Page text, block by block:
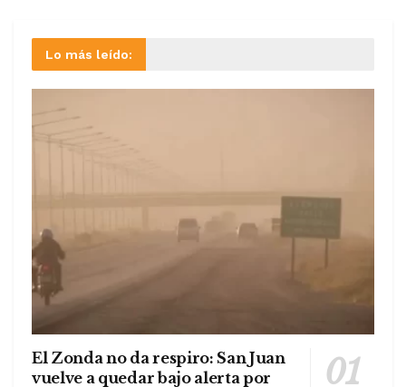
Lo más leído:
El Zonda no da respiro: San Juan
vuelve a quedar bajo alerta por